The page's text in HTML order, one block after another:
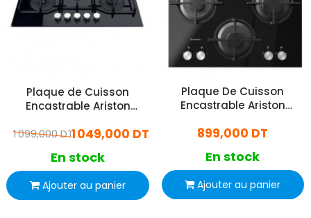
Plaque de Cuisson
Encastrable Ariston
Noir
1 049,000 DT
1 099,000 DT
En stock
Ajouter au panier
Plaque De Cuisson
Encastrable Ariston
Noir
899,000 DT
En stock
Ajouter au panier